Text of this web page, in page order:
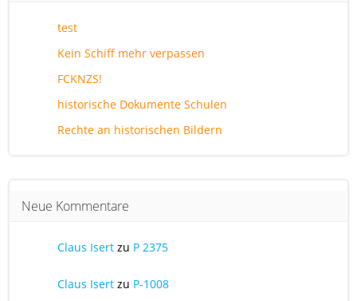
test
Kein Schiff mehr verpassen
FCKNZS!
historische Dokumente Schulen
Rechte an historischen Bildern
Neue Kommentare
Claus Isert zu P 2375
Claus Isert zu P-1008